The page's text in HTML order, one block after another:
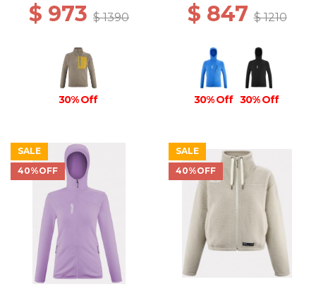
$ 973 $ 1390
30% Off
$ 847$ 1210
30% Off 30% Off
SALE
40%OFF
SALE
40%OFF